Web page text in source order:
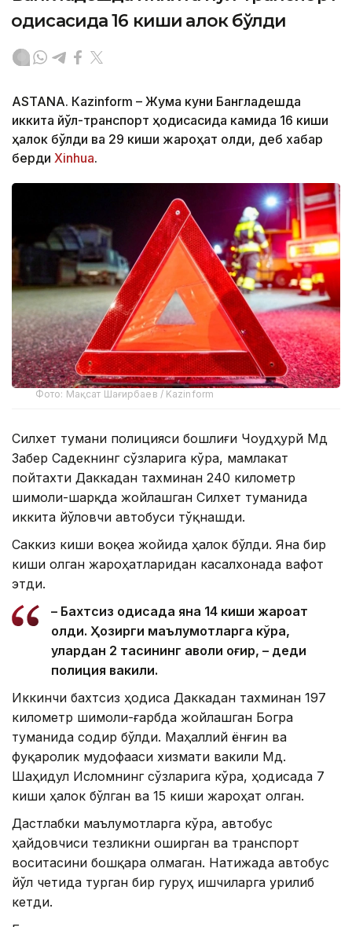
ҳодисасида 16 киши ҳалок бўлди
ASTANА. Кazinform – Жума куни Бангладешда
иккита йўл-транспорт ҳодисасида камида 16 киши
ҳалок бўлди ва 29 киши жароҳат олди, деб хабар
берди Xinhua.
Фото: Мақсат Шағирбаев / Kazinform
Силхет тумани полицияси бошлиғи Чоудҳурй Мд
Забер Садекнинг сўзларига кўра, мамлакат
пойтахти Даккадан тахминан 240 километр
шимоли-шарқда жойлашган Силхет туманида
иккита йўловчи автобуси тўқнашди.
Саккиз киши воқеа жойида ҳалок бўлди. Яна бир
киши олган жароҳатларидан касалхонада вафот
этди.
– Бахтсиз ҳодисада яна 14 киши жароҳат
олди. Ҳозирги маълумотларга кўра,
улардан 2 тасининг аҳволи оғир, – деди
полиция вакили.
Иккинчи бахтсиз ҳодиса Даккадан тахминан 197
километр шимоли-ғарбда жойлашган Богра
туманида содир бўлди. Маҳаллий ёнғин ва
фуқаролик мудофааси хизмати вакили Мд.
Шаҳидул Исломнинг сўзларига кўра, ҳодисада 7
киши ҳалок бўлган ва 15 киши жароҳат олган.
Дастлабки маълумотларга кўра, автобус
ҳайдовчиси тезликни оширган ва транспорт
воситасини бошқара олмаган. Натижада автобус
йўл четида турган бир гуруҳ ишчиларга урилиб
кетди.